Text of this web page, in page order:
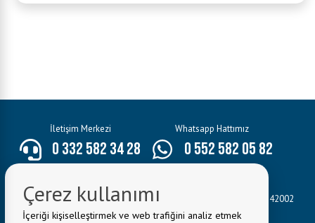
İletişim Merkezi
0 332 582 34 28
Whatsapp Hattımız
0 552 582 05 82
Belediye Adresi:Hacı Seyit Ali Mahallesi Mevlâna Caddesi No:3 42002
Seydişehir/KONYA
Çerez kullanımı
İçeriği kişiselleştirmek ve web trafiğini analiz etmek